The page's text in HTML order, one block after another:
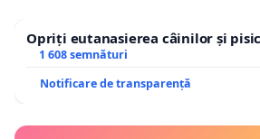
Opriți eutanasierea câinilor și
1 608 semnături
Notificare de transparență